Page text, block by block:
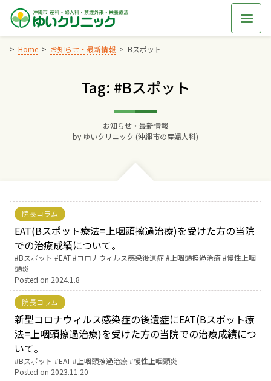
Skip
content
Home お知らせ・最新情報 Bスポット
Tag: #Bスポット
お知らせ・最新情報
by ゆいクリニック (沖縄市の産婦人科)
院長コラム
EAT(Bスポット療法=上咽頭擦過治療)を受けた方の当院
での治療成績について。
Tags:
Bスポット EAT コロナウィルス感染後遺症 上咽頭擦過治療 慢性上咽
頭炎
Posted on 2024.1.8
院長コラム
新型コロナウィルス感染症の後遺症にEAT(Bスポット療
法=上咽頭擦過治療)を受けた方の当院での治療成績につ
いて。
Tags:
Bスポット EAT 上咽頭擦過治療 慢性上咽頭炎
Posted on 2023.11.20
Home
交通アクセス
診療料金
妊婦健診
お産について
親と子の結びつき支援
母乳育児